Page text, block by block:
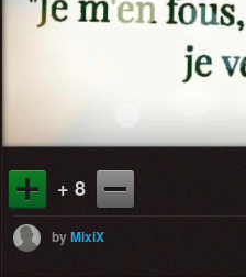
+ 8
byMixiX